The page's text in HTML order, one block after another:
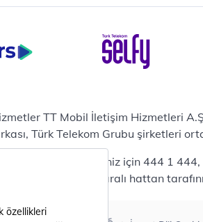
Veri Merkezi
Tabanlı Yedekleme
as a Service(PaaS)
TT Mobil İletişim Hizmetleri
Türk Telekom Grubu şirketleri
bireysel talepleriniz için 444 1
444 0375 numaralı hattan